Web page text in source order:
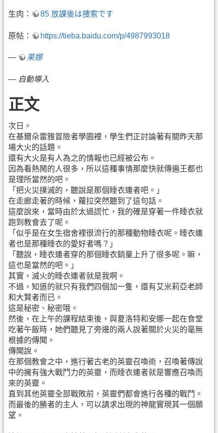
生肉： 85 放課後は捜索です
原帖： https://tieba.baidu.com/p/4987993018
— 莱娜
— 自動導入
正文
次日。
在基爾朵雷雅冒險者學園裡，學生們正討論著有關昨天那
場大火的話題。
還有大火是有人為之的情報也已經被公布。
因為看熱鬧的人很多，所以這種事情那麼快就傳遍王都也
是理所當然的吧。
「把火災撲滅的，聽說是那個睡衣連者吧。」
在走廊走著的時候，蘿拉突然聽到了這句話。
這麼說來，當時由於太過謊忙，我的確是穿著一件睡衣就
跑到教會去了呢。
「似乎是在女生宿舍裡很流行的那種動物睡衣呢。睡衣連
者也是那種睡衣的愛好者嗎？」
「聽說，睡衣連者穿的那個睡衣銷量上升了很多呢。嘛，
這也是當然的吧。」
其實，滅火的睡衣連者就是我啊。
不過，知道的就只有我們四個加一隻，還有艾米莉亞老師
和大賢者而已。
這是秘密、秘密哦。
然後，在上午的課程結束後，與夏洛特和安娜一起在食堂
吃著午飯時，她們聽見了旁邊的兩人說著關於火災的毫無
根據的傳聞。
傳聞說。
在那個教會之中，進行著古老的英靈召喚術，召喚著傳說
中的擁有強大戰鬥力的英靈，而睡衣連者就是響應召喚而
來的英靈。
直到其他英靈全部戰敗前，英靈們都會進行各種的戰鬥。
而最後的勝者的主人，可以請求出現的神龍實現其一個願
望。